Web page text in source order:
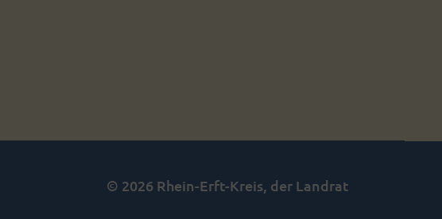
© 2026 Rhein-Erft-Kreis, der Landrat